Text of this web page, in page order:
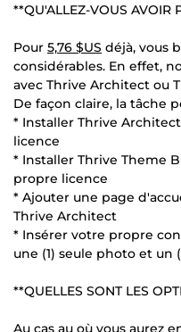
**QU'ALLEZ-VOUS AVOIR
Pour 5,76 $US déjà, vous
considérables. En effet,
avec Thrive Architect ou
De façon claire, la tâche
* Installer Thrive
licence
* Installer Thrive Theme
propre licence
* Ajouter une page
Thrive Architect
* Insérer votre propre
une (1) seule photo et un
**QUELLES SONT LES
Au cas au où vous aurez